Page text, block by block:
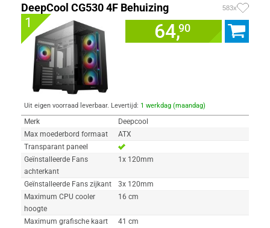
DeepCool CG530 4F Behuizing 583x
1 64,90
Uit eigen voorraad leverbaar. Levertijd: 1 werkdag (maandag)
Merk
Deepcool
Max moederbord formaat
ATX
Transparant paneel
Geïnstalleerde Fans
achterkant
1x 120mm
Geïnstalleerde Fans zijkant
3x 120mm
Maximum CPU cooler
hoogte
16 cm
Maximum grafische kaart
41 cm